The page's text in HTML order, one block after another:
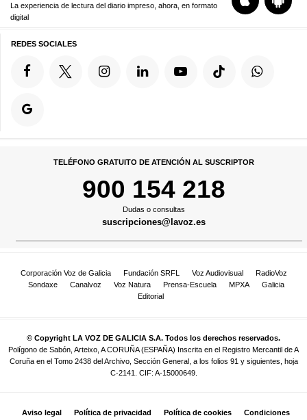
La experiencia de lectura del diario impreso, ahora, en formato
digital
REDES SOCIALES
TELÉFONO GRATUITO DE ATENCIÓN AL SUSCRIPTOR
900 154 218
Dudas o consultas
suscripciones@lavoz.es
Corporación Voz de Galicia Fundación SRFL Voz Audiovisual
RadioVoz
Sondaxe
Canalvoz Voz Natura Prensa-Escuela MPXA
Galicia
Editorial
© Copyright LA VOZ DE GALICIA S.A. Todos los derechos reservados.
Polígono de Sabón, Arteixo, A CORUÑA (ESPAÑA) Inscrita en el Registro Mercantil de A
Coruña en el Tomo 2438 del Archivo, Sección General, a los folios 91 y siguientes, hoja
C-2141. CIF: A-15000649.
Aviso legal Política de privacidad Política de cookies
Condiciones